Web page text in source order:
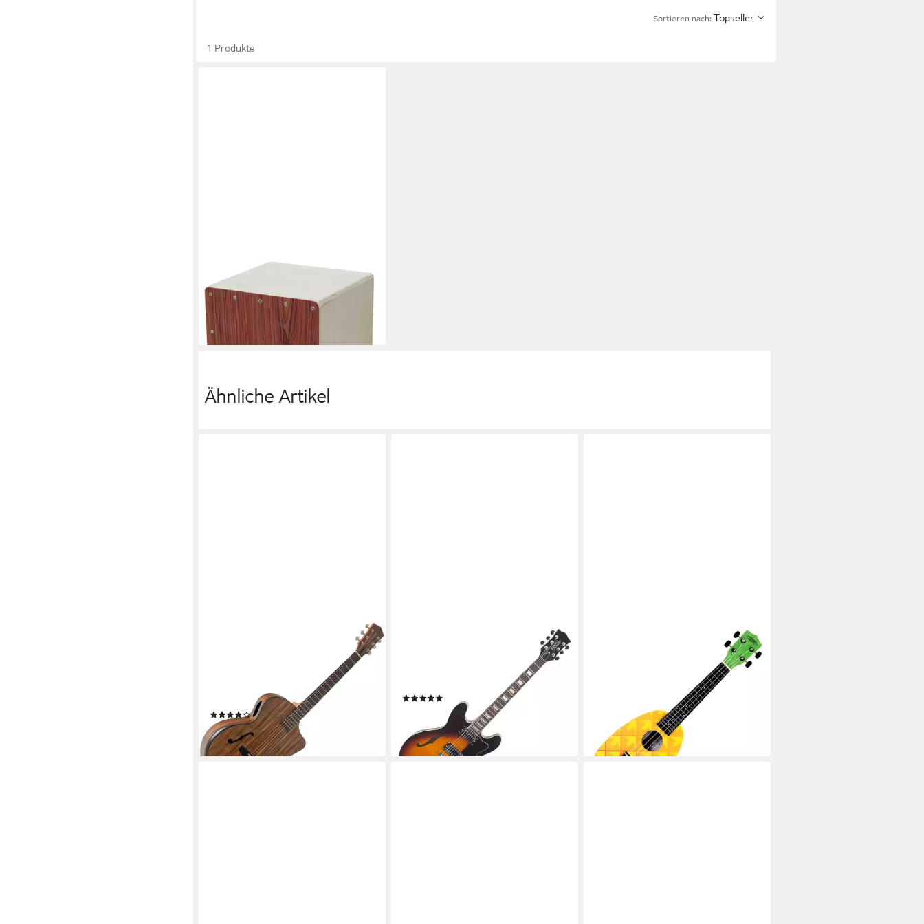
Sortieren nach: Topseller
1 Produkte
DIMAVERY
Metronom DIMAVERY CJ-300
Cajon, Bubinga
155,00 €
lieferbar - in 2-3 Werktagen bei dir
Ähnliche Artikel
Westerngitarre SHG-2WN LaBelle
Westerngitarre - Die etwas andere
Gitarre, Korpusform: Grand
Auditorium w/ Cutaway
(1)
149,90 €
lieferbar - in 2-3 Werktagen bei dir
E-Gitarre Pro HB100-SB elektrische
Gitarre, Hollowbody, Korpus: Ahorn
semi-hollow - 2 F-Löcher
lieferbar - in 2-3 Werktagen bei dir
Ukulele UC-240, Konzert-Ukulele
Pineapple, Inklusive Gigbag,
Leichtgängige Gitarren-Mechanik
lieferbar - in 2-3 Werktagen bei dir